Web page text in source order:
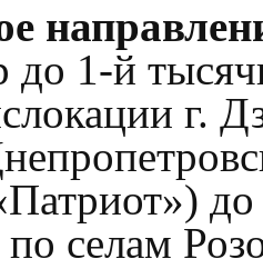
до 1-й
г.
по селам